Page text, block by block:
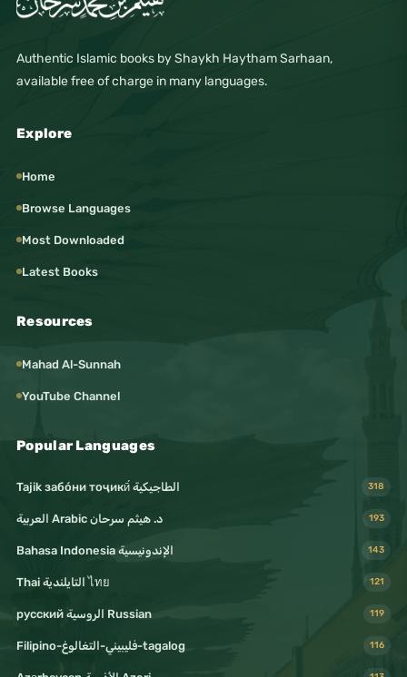
Authentic Islamic books by Shaykh Haytham Sarhaan,
available free of charge in many languages.
Explore
Home
Browse Languages
Most Downloaded
Latest Books
Resources
Mahad Al-Sunnah
YouTube Channel
Popular Languages
Tajik забо́ни тоҷикӣ́ الطاجيكية 318
د. هيثم سرحان Arabic العربية 193
Bahasa Indonesia الإندونيسية 143
Thai التايلندية ไทย 121
русский الروسية Russian 119
Filipino-فليبيني-التغالوغ-tagalog 116